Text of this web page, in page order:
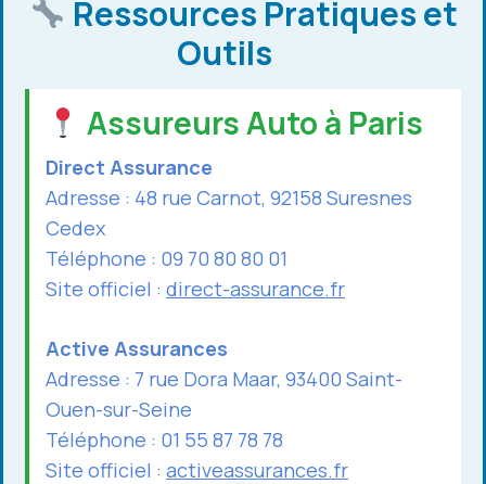
Ressources Pratiques et
Outils
Assureurs Auto à Paris
Direct Assurance
Adresse : 48 rue Carnot, 92158 Suresnes
Cedex
Téléphone : 09 70 80 80 01
Site officiel : direct-assurance.fr
Active Assurances
Adresse : 7 rue Dora Maar, 93400 Saint-
Ouen-sur-Seine
Téléphone : 01 55 87 78 78
Site officiel : activeassurances.fr